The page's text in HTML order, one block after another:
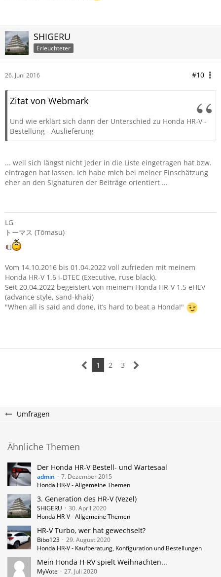
SHIGERU
Erleuchteter
26. Juni 2016 #10
Zitat von Webmark
Und wie erklärt sich dann der Unterschied zu Honda HR-V -
Bestellung - Auslieferung
... weil sich längst nicht jeder in die Liste eingetragen hat bzw.
eintragen hat lassen. Ich habe mich bei meiner Einschätzung
eher an den Signaturen der Beiträge orientiert ...
LG
トーマス (Tōmasu)
Vom 14.10.2016 bis 01.04.2022 voll zufrieden mit meinem
Honda HR-V 1.6 i-DTEC (Executive, ruse black).
Seit 20.04.2022 begeistert von meinem Honda HR-V 1.5 eHEV
(advance style, sand-khaki)
"When all is said and done, it’s hard to beat a Honda!"
1 2 3
Umfragen
Ähnliche Themen
Der Honda HR-V Bestell- und Wartesaal
admin
7. Dezember 2015
Honda HR-V - Allgemeine Themen
3. Generation des HR-V (Vezel)
SHIGERU
30. April 2020
Honda HR-V - Allgemeine Themen
HR-V Turbo, wer hat gewechselt?
Bibo123
29. August 2020
Honda HR-V - Kaufberatung, Konfiguration und Bestellungen
Mein Honda H-RV spielt Weihnachten...
MyVote
27. Juli 2020